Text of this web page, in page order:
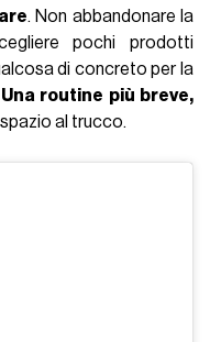
. Non abbandonare la
pochi prodotti
di concreto per la
Una routine più breve,
al trucco.